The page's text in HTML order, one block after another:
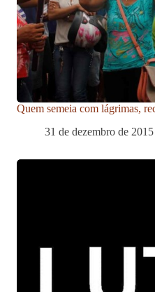
Quem semeia com lágrimas,
31 de dezembro de 2015